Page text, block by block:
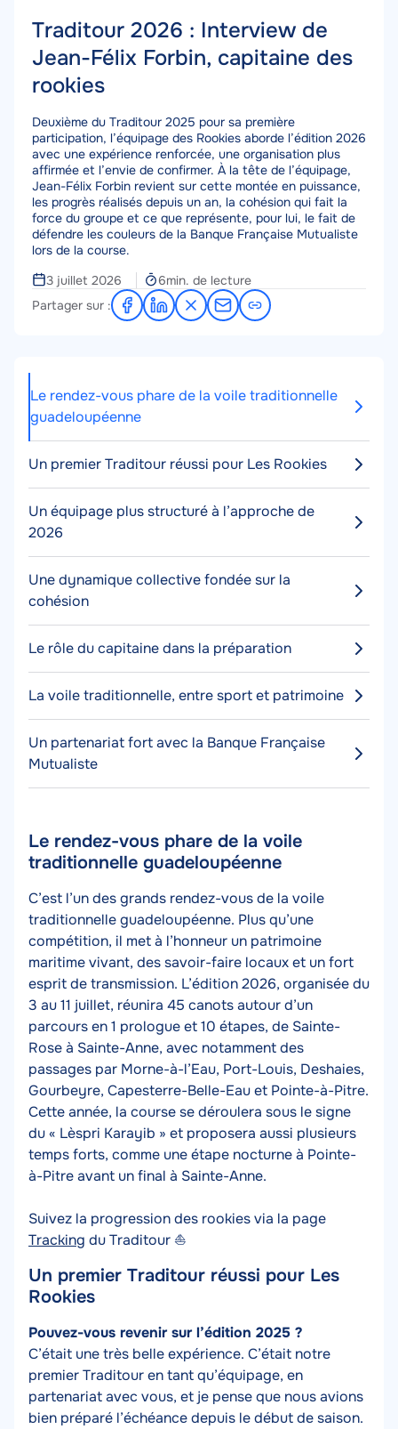
Traditour 2026 : Interview de
Jean-Félix Forbin, capitaine des
rookies
Corps
Deuxième du Traditour 2025 pour sa première
participation, l’équipage des Rookies aborde l’édition 2026
avec une expérience renforcée, une organisation plus
affirmée et l’envie de confirmer. À la tête de l’équipage,
Jean-Félix Forbin revient sur cette montée en puissance,
les progrès réalisés depuis un an, la cohésion qui fait la
force du groupe et ce que représente, pour lui, le fait de
défendre les couleurs de la Banque Française Mutualiste
lors de la course.
3 juillet 2026
Temps
de
lecture
6min. de lecture
Partager sur :
Partager
sur
Partager
sur
Partager
sur
Partager
par
Le rendez-vous phare de la voile traditionnelle
guadeloupéenne
Un premier Traditour réussi pour Les Rookies
Un équipage plus structuré à l’approche de
2026
Une dynamique collective fondée sur la
cohésion
Le rôle du capitaine dans la préparation
La voile traditionnelle, entre sport et patrimoine
Un partenariat fort avec la Banque Française
Mutualiste
Contenu
de
Le rendez-vous phare de la voile
traditionnelle guadeloupéenne
Texte
C’est l’un des grands rendez-vous de la voile
traditionnelle guadeloupéenne. Plus qu’une
compétition, il met à l’honneur un patrimoine
maritime vivant, des savoir-faire locaux et un fort
esprit de transmission. L’édition 2026, organisée du
3 au 11 juillet, réunira 45 canots autour d’un
parcours en 1 prologue et 10 étapes, de Sainte-
Rose à Sainte-Anne, avec notamment des
passages par Morne-à-l’Eau, Port-Louis, Deshaies,
Gourbeyre, Capesterre-Belle-Eau et Pointe-à-Pitre.
Cette année, la course se déroulera sous le signe
du « Lèspri Karayib » et proposera aussi plusieurs
temps forts, comme une étape nocturne à Pointe-
à-Pitre avant un final à Sainte-Anne.
Suivez la progression des rookies via la page
Tracking du Traditour ⛵
Un premier Traditour réussi pour Les
Rookies
Texte
Pouvez-vous revenir sur l’édition 2025 ?
C’était une très belle expérience. C’était notre
premier Traditour en tant qu’équipage, en
partenariat avec vous, et je pense que nous avions
bien préparé l’échéance depuis le début de saison.